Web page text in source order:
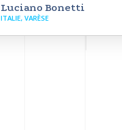
Luciano Bonetti
ITALIE, VARÈSE